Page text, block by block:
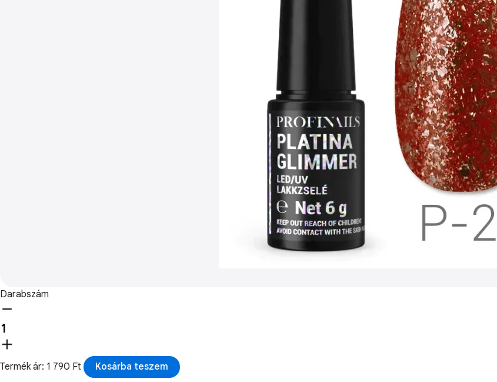
Darabszám
Termék ár: 1 790 Ft
Kosárba teszem